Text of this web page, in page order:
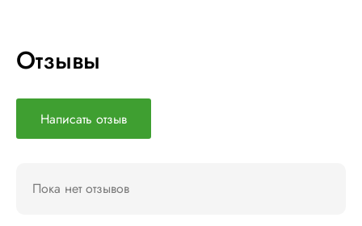
Отзывы
Написать отзыв
Пока нет отзывов